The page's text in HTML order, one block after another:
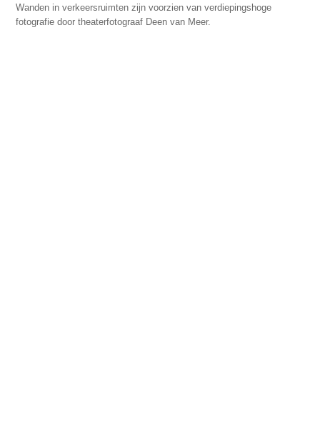
Wanden in verkeersruimten zijn voorzien van verdiepingshoge
fotografie door theaterfotograaf Deen van Meer.